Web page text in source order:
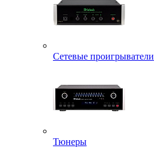
Сетевые проигрыватели
Тюнеры